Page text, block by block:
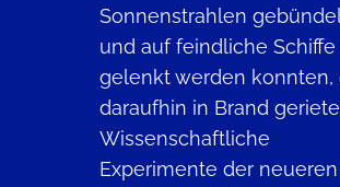
Sonnenstrahlen
und auf feindliche Schiffe
gelenkt werden konnten,
daraufhin in Brand
Wissenschaftliche
Experimente der